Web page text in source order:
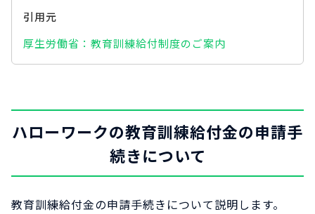
引用元
厚生労働省：教育訓練給付制度のご案内
ハローワークの教育訓練給付金の申請手
続きについて
教育訓練給付金の申請手続きについて説明します。